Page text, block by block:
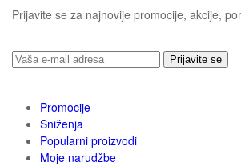
Prijavite se za najnovije promocije, akcije,
Prijavite se
Promocije
Sniženja
Popularni proizvodi
Moje narudžbe